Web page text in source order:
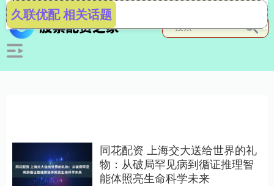
久联优配 相关话题
同花配资 上海交大送给世界的礼
物：从破局罕见病到循证推理智
能体照亮生命科学未来